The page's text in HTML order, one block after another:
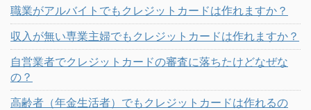
職業がアルバイトでもクレジットカードは作れますか？
収入が無い専業主婦でもクレジットカードは作れますか？
自営業者でクレジットカードの審査に落ちたけどなぜな
の？
高齢者（年金生活者）でもクレジットカードは作れるの